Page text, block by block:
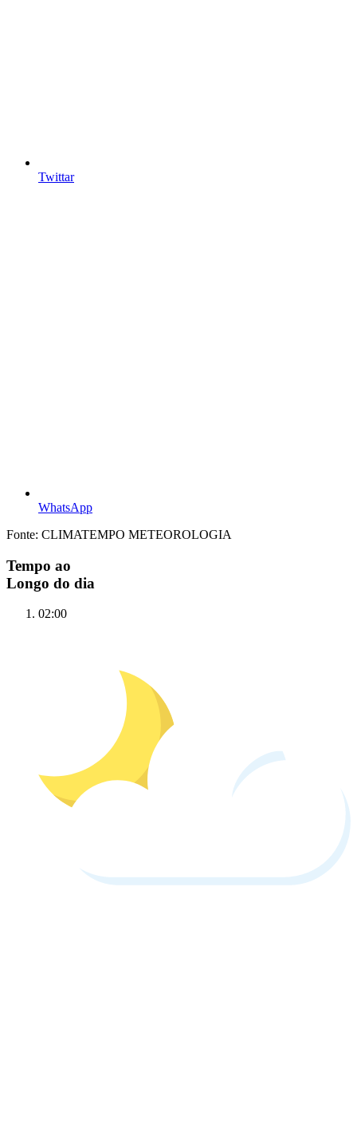
Twittar
WhatsApp
Fonte: CLIMATEMPO METEOROLOGIA
Tempo ao
Longo do dia
02:00